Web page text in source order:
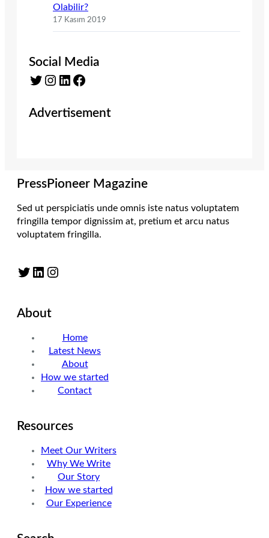
Olabilir?
17 Kasım 2019
Social Media
Twitter Instagram LinkedIn Facebook
Advertisement
PressPioneer Magazine
Sed ut perspiciatis unde omnis iste natus voluptatem
fringilla tempor dignissim at, pretium et arcu natus
voluptatem fringilla.
Twitter LinkedIn Instagram
About
Home
Latest News
About
How we started
Contact
Resources
Meet Our Writers
Why We Write
Our Story
How we started
Our Experience